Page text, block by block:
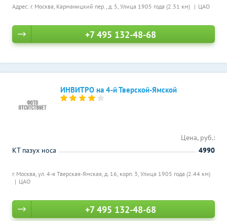
Адрес: г. Москва, Карманицкий пер., д. 5, Улица 1905 года (2.31 км) ЦАО
+7 495 132-48-68
ИНВИТРО на 4-й Тверской-Ямской
г. Москва, ул. 4-я Тверская-Ямская, д. 16, корп. 3, Улица 1905 года (2.44 км)
ЦАО
Цена, руб.:
КТ пазух носа
4990
+7 495 132-48-68